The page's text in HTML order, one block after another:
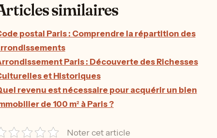
similaires
postal Paris : Comprendre la répartition des
Paris : Découverte des Richesses
et Historiques
revenu est nécessaire pour acquérir un bien
de 100 m² à Paris ?
Noter cet article